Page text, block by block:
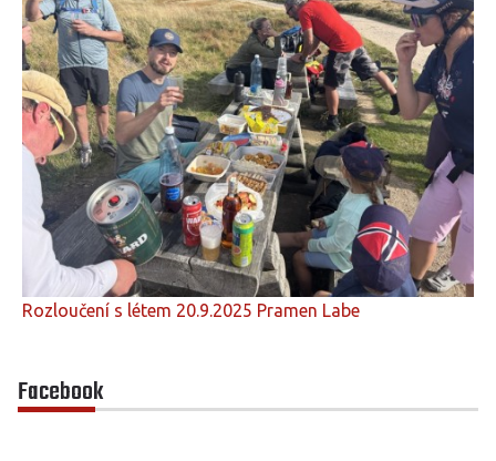
Rozloučení s létem 20.9.2025 Pramen Labe
Facebook